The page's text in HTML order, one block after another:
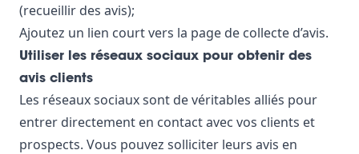
(recueillir des avis);
Ajoutez un lien court vers la page de collecte d’avis.
Utiliser les réseaux sociaux pour obtenir des
avis clients
Les réseaux sociaux sont de véritables alliés pour
entrer directement en contact avec vos clients et
prospects. Vous pouvez solliciter leurs avis en